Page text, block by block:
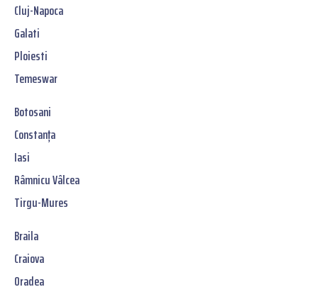
Cluj-Napoca
Galati
Ploiesti
Temeswar
Botosani
Constanța
Iasi
Râmnicu Vâlcea
Tirgu-Mures
Braila
Craiova
Oradea